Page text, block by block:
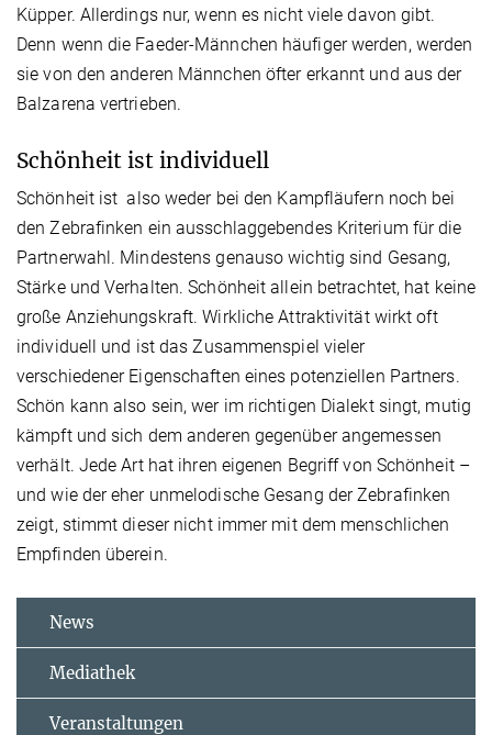
Küpper. Allerdings nur, wenn es nicht viele davon gibt.
Denn wenn die Faeder-Männchen häufiger werden, werden
sie von den anderen Männchen öfter erkannt und aus der
Balzarena vertrieben.
Schönheit ist individuell
Schönheit ist also weder bei den Kampfläufern noch bei
den Zebrafinken ein ausschlaggebendes Kriterium für die
Partnerwahl. Mindestens genauso wichtig sind Gesang,
Stärke und Verhalten. Schönheit allein betrachtet, hat keine
große Anziehungskraft. Wirkliche Attraktivität wirkt oft
individuell und ist das Zusammenspiel vieler
verschiedener Eigenschaften eines potenziellen Partners.
Schön kann also sein, wer im richtigen Dialekt singt, mutig
kämpft und sich dem anderen gegenüber angemessen
verhält. Jede Art hat ihren eigenen Begriff von Schönheit –
und wie der eher unmelodische Gesang der Zebrafinken
zeigt, stimmt dieser nicht immer mit dem menschlichen
Empfinden überein.
News
Mediathek
Veranstaltungen